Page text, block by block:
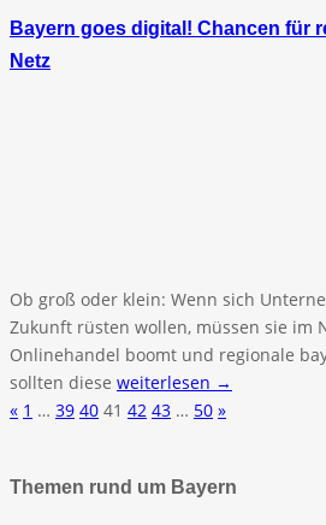
Bayern goes digital! Chancen für
Netz
Ob groß oder klein: Wenn sich
Zukunft rüsten wollen, müssen sie im
Onlinehandel boomt und regionale
sollten diese weiterlesen →
« 1 … 39 40 41 42 43 … 50 »
Themen rund um Bayern